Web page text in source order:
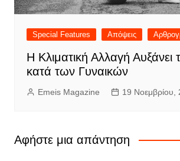
Special Features Απόψεις
Η Κλιματική Αλλαγή Αυξάνει
κατά των Γυναικών
Emeis Magazine 19 Νοεμβρίου,
Αφήστε μια απάντηση